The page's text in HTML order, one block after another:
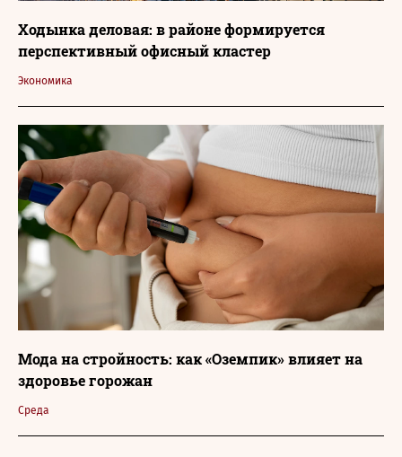
Экономика
Ходынка деловая: в районе формируется
перспективный офисный кластер
Среда
Мода на стройность: как «Оземпик» влияет на
здоровье горожан